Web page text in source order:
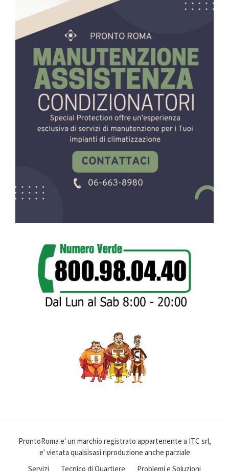
ProntoRoma e' un marchio registrato appartenente a ITC srl,
e' vietata qualsisasi riproduzione anche parziale
Servizi
Tecnico di Quartiere Problemi e Soluzioni